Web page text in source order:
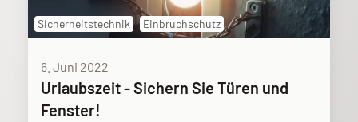
Sicherheitstechnik Einbruchschutz
6. Juni 2022
Urlaubszeit - Sichern Sie Türen und
Fenster!